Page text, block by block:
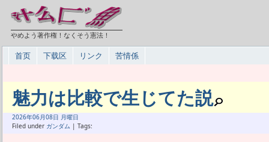
やめよう著作権！なくそう憲法！
首页 下载区 リンク 苦情係
魅力は比較で生じてた説
2026年06月08日 月曜日
Filed under ガンダム | Tags: